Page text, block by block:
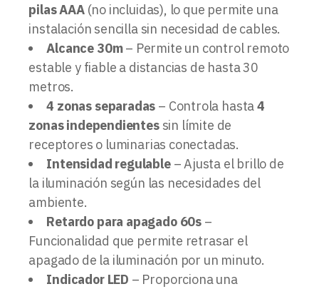
pilas AAA(no incluidas), lo que permite una
instalación sencilla sin necesidad de cables.
Alcance 30m– Permite un control remoto
estable y fiable a distancias de hasta 30
metros.
4 zonas separadas – Controla hasta4
zonas independientessin límite de
receptores o luminarias conectadas.
Intensidad regulable– Ajusta el brillo de
la iluminación según las necesidades del
ambiente.
Retardo para apagado 60s –
Funcionalidad que permite retrasar el
apagado de la iluminación por un minuto.
Indicador LED – Proporciona una